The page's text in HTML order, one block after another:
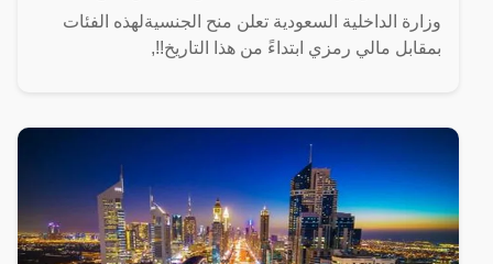
وزارة الداخلية السعودية تعلن منح الجنسيةلهذه الفئات
بمقابل مالي رمزي ابتداءً من هذا التاريخ!!,